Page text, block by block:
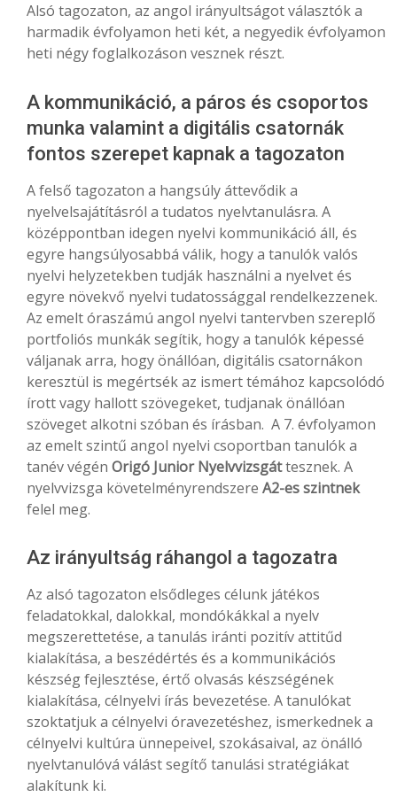
Alsó tagozaton, az angol irányultságot választók a
harmadik évfolyamon heti két, a negyedik évfolyamon
heti négy foglalkozáson vesznek részt.
A kommunikáció, a páros és csoportos
munka valamint a digitális csatornák
fontos szerepet kapnak a tagozaton
A felső tagozaton a hangsúly áttevődik a
nyelvelsajátításról a tudatos nyelvtanulásra. A
középpontban idegen nyelvi kommunikáció áll, és
egyre hangsúlyosabbá válik, hogy a tanulók valós
nyelvi helyzetekben tudják használni a nyelvet és
egyre növekvő nyelvi tudatossággal rendelkezzenek.
Az emelt óraszámú angol nyelvi tantervben szereplő
portfoliós munkák segítik, hogy a tanulók képessé
váljanak arra, hogy önállóan, digitális csatornákon
keresztül is megértsék az ismert témához kapcsolódó
írott vagy hallott szövegeket, tudjanak önállóan
szöveget alkotni szóban és írásban. A 7. évfolyamon
az emelt szintű angol nyelvi csoportban tanulók a
tanév végén Origó Junior Nyelvvizsgáttesznek. A
nyelvvizsga követelményrendszere A2-es szintnek
felel meg.
Az irányultság ráhangol a tagozatra
Az alsó tagozaton elsődleges célunk játékos
feladatokkal, dalokkal, mondókákkal a nyelv
megszerettetése, a tanulás iránti pozitív attitűd
kialakítása, a beszédértés és a kommunikációs
készség fejlesztése, értő olvasás készségének
kialakítása, célnyelvi írás bevezetése. A tanulókat
szoktatjuk a célnyelvi óravezetéshez, ismerkednek a
célnyelvi kultúra ünnepeivel, szokásaival, az önálló
nyelvtanulóvá válást segítő tanulási stratégiákat
alakítunk ki.